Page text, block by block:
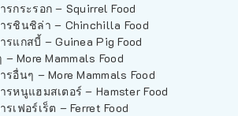
รกระรอก – Squirrel Food
รชินชิล่า – Chinchilla Food
รแกสบี้ – Guinea Pig Food
– More Mammals Food
รอื่นๆ – More Mammals Food
รหนูแฮมสเตอร์ – Hamster Food
รเฟอร์เร็ต – Ferret Food